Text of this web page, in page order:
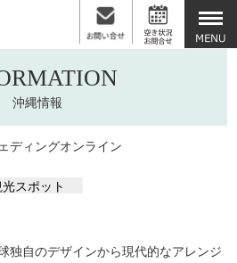
沖縄情報
ディングオンライン
スポット
独自のデザインから現代的なアレンジ